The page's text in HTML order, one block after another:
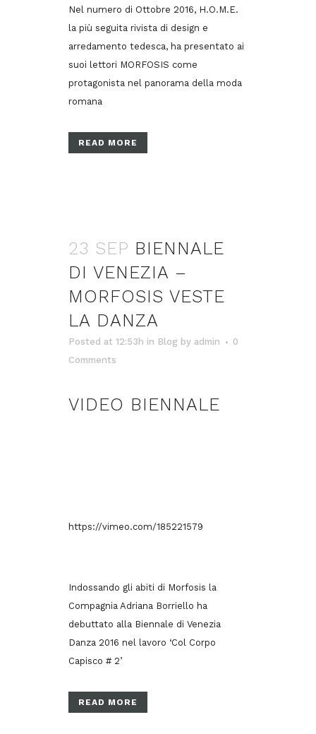
Nel numero di Ottobre 2016, H.O.M.E.
la più seguita rivista di design e
arredamento tedesca, ha presentato ai
suoi lettori MORFOSIS come
protagonista nel panorama della moda
romana
READ MORE
23 SEP BIENNALE
DI VENEZIA –
MORFOSIS VESTE
LA DANZA
Posted at 12:53h in Blog by admin
0
Comments
VIDEO BIENNALE
https://vimeo.com/185221579
Indossando gli abiti di Morfosis la
Compagnia Adriana Borriello ha
debuttato alla Biennale di Venezia
Danza 2016 nel lavoro ‘Col Corpo
Capisco # 2’
READ MORE